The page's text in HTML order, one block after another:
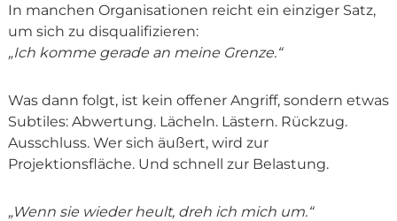
In manchen Organisationen reicht ein einziger Satz,
um sich zu disqualifizieren:
„Ich komme gerade an meine Grenze.“
Was dann folgt, ist kein offener Angriff, sondern etwas
Subtiles: Abwertung. Lächeln. Lästern. Rückzug.
Ausschluss. Wer sich äußert, wird zur
Projektionsfläche. Und schnell zur Belastung.
„Wenn sie wieder heult, dreh ich mich um.“